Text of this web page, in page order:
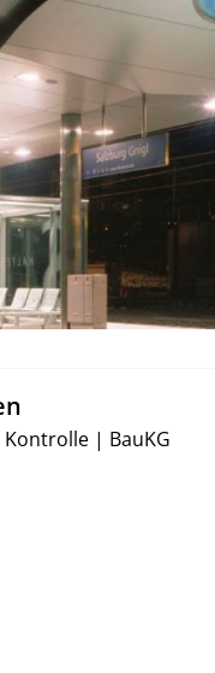
| BauKG